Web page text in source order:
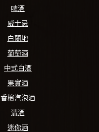
啤酒
威士忌
白蘭地
葡萄酒
中式白酒
果實酒
香檳汽泡酒
清酒
迷你酒